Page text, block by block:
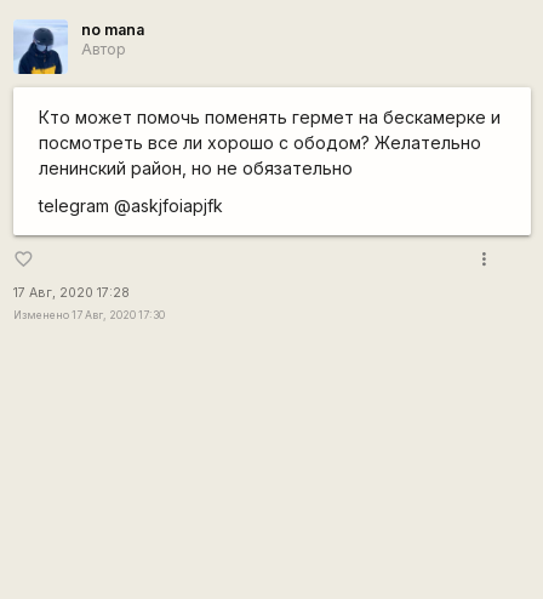
no mana
Автор
Кто может помочь поменять гермет на бескамерке и
посмотреть все ли хорошо с ободом? Желательно
ленинский район, но не обязательно
telegram @askjfoiapjfk
favorite_border
17 Авг, 2020 17:28
Изменено 17 Авг, 2020 17:30
more_vert